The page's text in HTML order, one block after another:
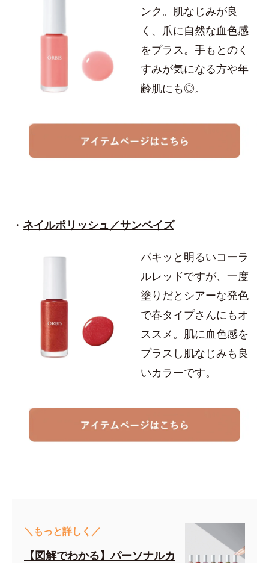
ンク。肌なじみが良
く、爪に自然な血色感
をプラス。手もとのく
すみが気になる方や年
齢肌にも◎。
・ ネイルポリッシュ／サンベイズ
パキッと明るいコーラ
ルレッドですが、一度
塗りだとシアーな発色
で春タイプさんにもオ
ススメ。肌に血色感を
プラスし肌なじみも良
いカラーです。
＼もっと詳しく／
【図解でわかる】パーソナルカ